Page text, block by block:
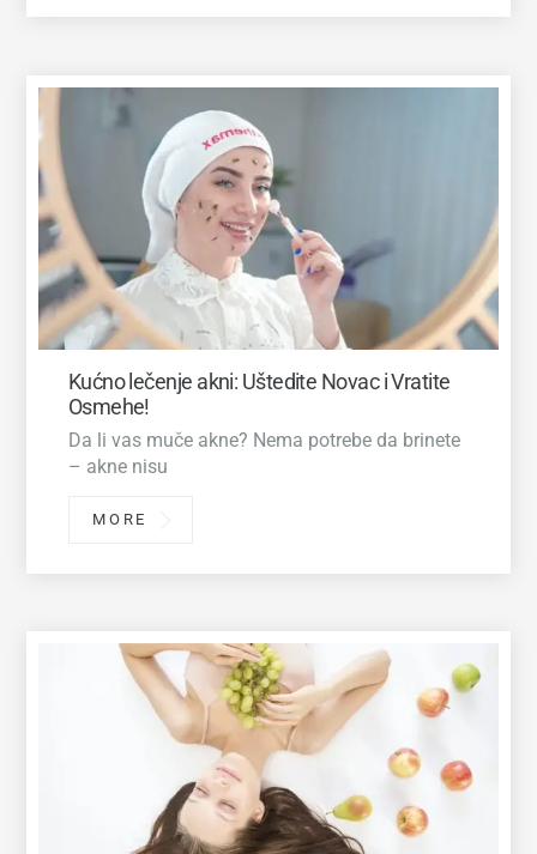
Kućno lečenje akni: Uštedite Novac i Vratite
Osmehe!
Da li vas muče akne? Nema potrebe da brinete
– akne nisu
MORE